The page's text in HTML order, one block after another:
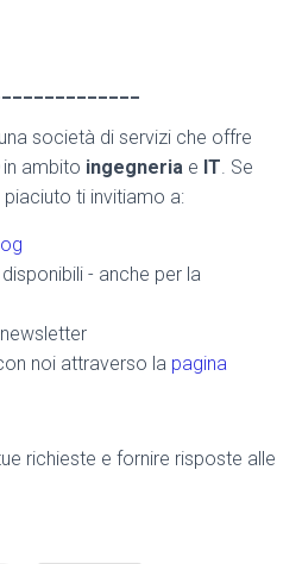
società di servizi che offre
in ambito ingegneria e IT. Se
ti invitiamo a:
disponibili - anche per la
noi attraverso la pagina
richieste e fornire risposte alle